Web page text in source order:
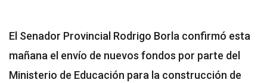
El Senador Provincial Rodrigo Borla confirmó esta
mañana el envío de nuevos fondos por parte del
Ministerio de Educación para la construcción de